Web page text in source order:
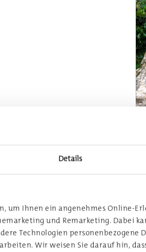
Details
um Ihnen ein angenehmes Online-
und Remarketing. Dabei
Technologien personenbezogene
Wir weisen Sie darauf hin,
Ernest in London zu
Jacks Freund
in London entfliehen
Probleme entstehen, als
wo doch beide
die den Namen
die Jack die
in einer Handtasche
Es ist ein Meisterwerk, das